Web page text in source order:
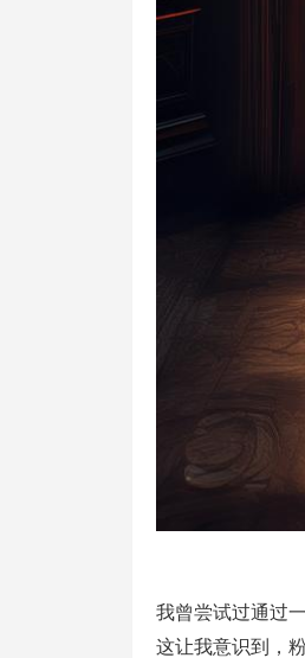
我曾尝试过通过
这让我意识到，